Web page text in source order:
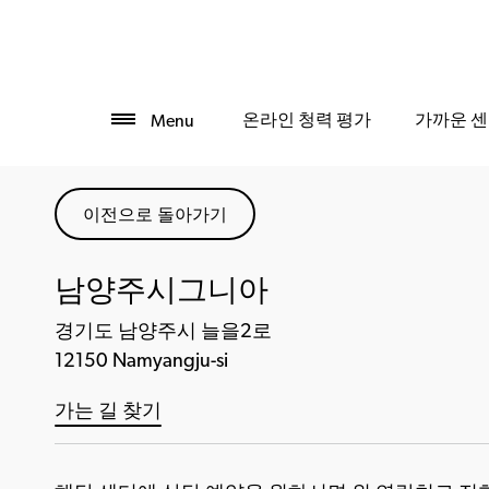
Menu 온라인 청력 평가 가까운
이전으로 돌아가기
남양주시그니아
경기도 남양주시 늘을2로
12150 Namyangju-si
가는 길 찾기